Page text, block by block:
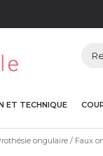
ET TECHNIQUE
ongulaire Faux